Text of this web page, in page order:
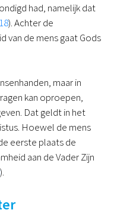
had, namelijk dat
). Achter de
de mens gaat Gods
maar in
kan oproepen,
Dat geldt in het
Hoewel de mens
eerste plaats de
aan de Vader Zijn
).